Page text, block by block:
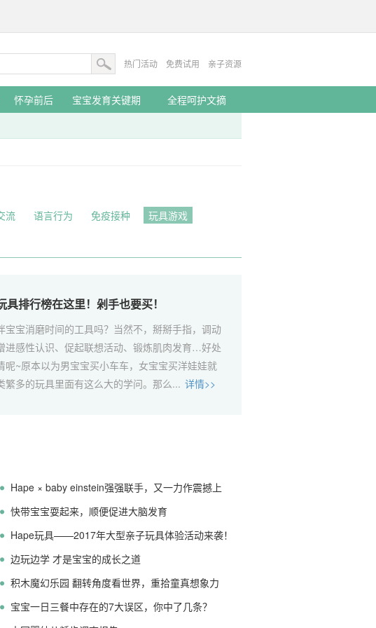
热门活动 免费试用 亲子资源
怀孕前后 宝宝发育关键期
全程呵护文摘
流 语言行为 免疫接种
玩具游戏
具排行榜在这里！剁手也要买！
宝宝消磨时间的工具吗？当然不，掰掰手指，调动
进感性认识、促起联想活动、锻炼肌肉发育…好处
呢~原本以为男宝宝买小车车，女宝宝买洋娃娃就
繁多的玩具里面有这么大的学问。那么... 详情>>
Hape × baby einstein强强联手，又一力作震撼上
市！
快带宝宝耍起来，顺便促进大脑发育
Hape玩具——2017年大型亲子玩具体验活动来袭！
边玩边学 才是宝宝的成长之道
积木魔幻乐园 翻转角度看世界，重拾童真想象力
宝宝一日三餐中存在的7大误区，你中了几条？